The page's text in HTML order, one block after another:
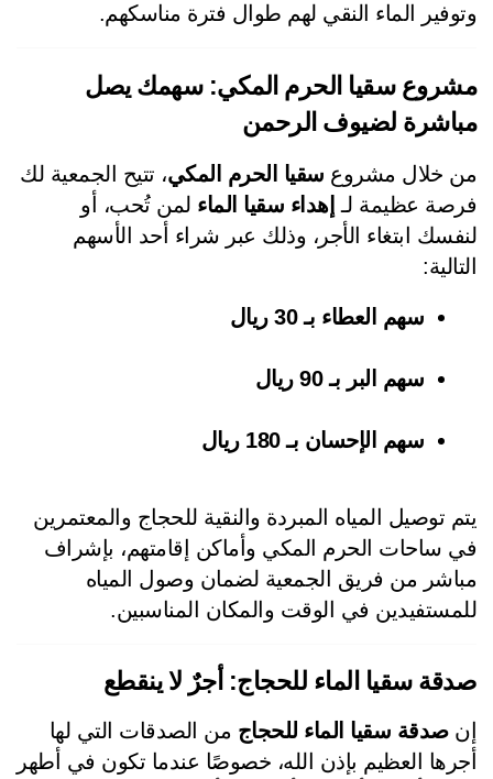
الماء النقي لهم طوال فترة مناسكهم.
مشروع سقيا الحرم المكي: سهمك يصل
لضيوف الرحمن
خلال مشروع سقيا الحرم المكي
، تتيح الجمعية لك
عظيمة لـ إهداء سقيا الماء
لمن تُحب، أو
لنفسك ابتغاء الأجر، وذلك عبر شراء أحد الأسهم
سهم العطاء بـ 30 ريال
سهم البر بـ 90 ريال
سهم الإحسان بـ 180 ريال
يتم توصيل المياه المبردة والنقية للحجاج والمعتمرين
في ساحات الحرم المكي وأماكن إقامتهم، بإشراف
مباشر من فريق الجمعية لضمان وصول المياه
في الوقت والمكان المناسبين.
سقيا الماء للحجاج: أجرٌ لا ينقطع
صدقة سقيا الماء للحجاج
من الصدقات التي لها
أجرها العظيم بإذن الله، خصوصًا عندما تكون في أطهر